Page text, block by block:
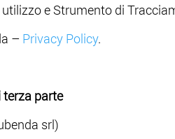
e Strumento di
– Privacy Policy.
parte
srl)